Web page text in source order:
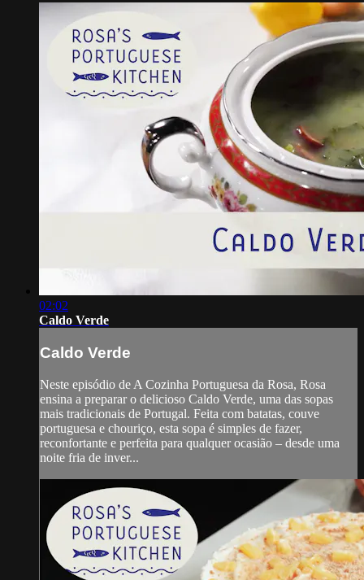
02:02
Caldo Verde
Caldo Verde
Neste episódio de A Cozinha Portuguesa da Rosa, Rosa
ensina a preparar o delicioso Caldo Verde, uma das sopas
mais tradicionais de Portugal. Feita com batatas, couve
portuguesa e chouriço, esta sopa é simples de fazer,
reconfortante e perfeita para qualquer ocasião – desde uma
noite fria de inver...